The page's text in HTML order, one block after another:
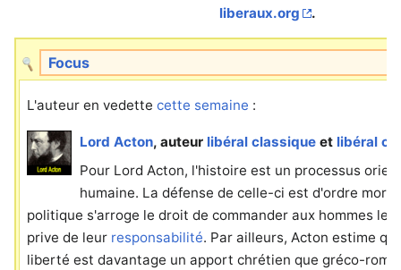
liberaux.org
.
Focus
L'auteur en vedette cette semaine :
Lord Acton, auteur libéral classiqueet libéral
Pour Lord Acton, l'histoire est un processus
humaine. La défense de celle-ci est d'ordre
politique s'arroge le droit de commander aux hommes
prive de leur responsabilité. Par ailleurs, Acton estime
liberté est davantage un apport chrétien que gréco-